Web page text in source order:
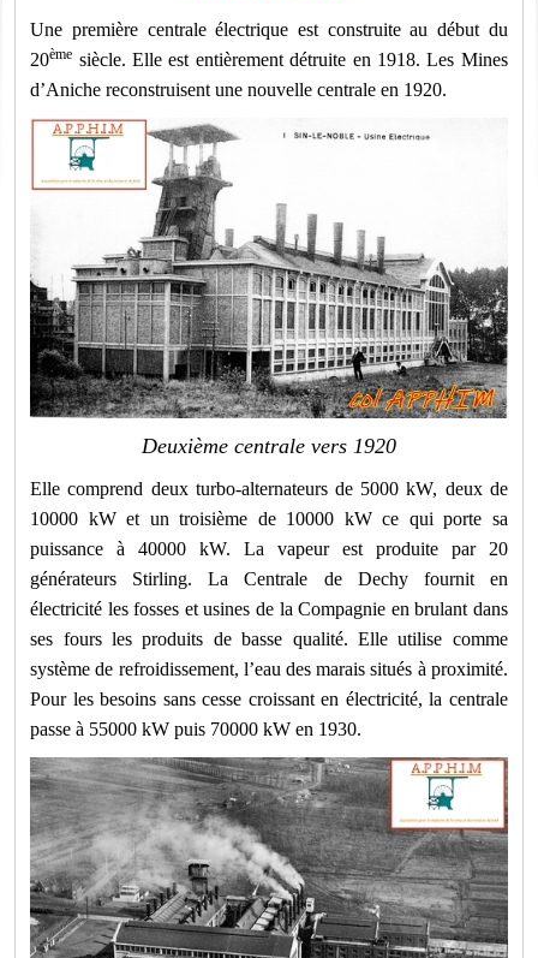
Une première centrale électrique est construite au début du
20ème siècle. Elle est entièrement détruite en 1918. Les Mines
d’Aniche reconstruisent une nouvelle centrale en 1920.
Deuxième centrale vers 1920
Elle comprend deux turbo-alternateurs de 5000 kW, deux de
10000 kW et un troisième de 10000 kW ce qui porte sa
puissance à 40000 kW. La vapeur est produite par 20
générateurs Stirling. La Centrale de Dechy fournit en
électricité les fosses et usines de la Compagnie en brulant dans
ses fours les produits de basse qualité. Elle utilise comme
système de refroidissement, l’eau des marais situés à proximité.
Pour les besoins sans cesse croissant en électricité, la centrale
passe à 55000 kW puis 70000 kW en 1930.